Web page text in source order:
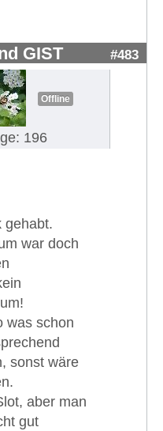
GIST #483
Offline
196
gehabt.
war doch
was schon
sonst wäre
aber man
gut